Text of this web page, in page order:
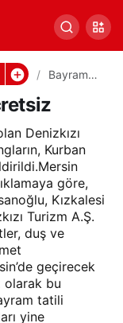
Bayramda
Ücretsiz
Denizkızı
Kurban
göre,
Kızkalesi
Turizm A.Ş.
duş ve
geçirecek
olarak bu
tatili
yine
Paylaş